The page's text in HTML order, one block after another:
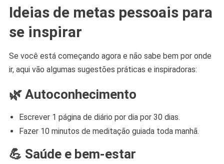
Ideias de metas pessoais para
se inspirar
Se você está começando agora e não sabe bem por onde
ir, aqui vão algumas sugestões práticas e inspiradoras:
🌿 Autoconhecimento
Escrever 1 página de diário por dia por 30 dias.
Fazer 10 minutos de meditação guiada toda manhã.
💪 Saúde e bem-estar